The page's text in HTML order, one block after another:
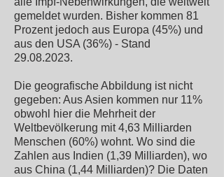
gemeldet wurden. Bisher kommen 81
Prozent jedoch aus Europa (45%) und
aus den USA (36%) - Stand
29.08.2023.
Die geografische Abbildung ist nicht
gegeben: Aus Asien kommen nur 11%
obwohl hier die Mehrheit der
Weltbevölkerung mit 4,63 Milliarden
Menschen (60%) wohnt. Wo sind die
Zahlen aus Indien (1,39 Milliarden), wo
aus China (1,44 Milliarden)? Die Daten